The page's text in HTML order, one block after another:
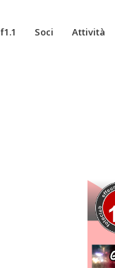
f1.1 Soci Attività